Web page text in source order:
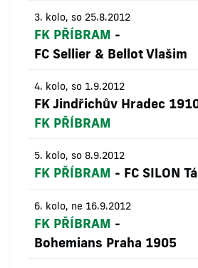
3. kolo, so 25.8.2012
FK PŘÍBRAM -
FC Sellier & Bellot Vlašim
4. kolo, so 1.9.2012
FK Jindřichův Hradec
FK PŘÍBRAM
5. kolo, so 8.9.2012
FK PŘÍBRAM - FC SILON
6. kolo, ne 16.9.2012
FK PŘÍBRAM -
Bohemians Praha 1905